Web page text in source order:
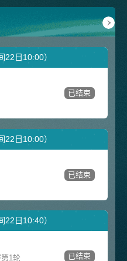
周六
02月22日
周日
日10:00）
已结束
日10:00）
已结束
日10:40）
1轮 已结束